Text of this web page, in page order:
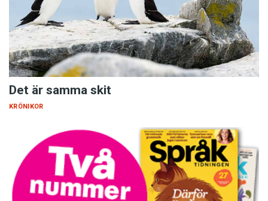
Det är samma skit
KRÖNIKOR